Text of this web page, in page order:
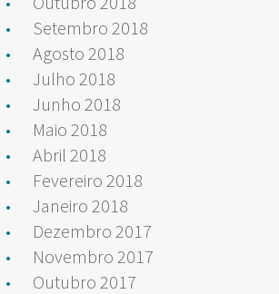
Setembro 2018
Agosto 2018
Julho 2018
Junho 2018
Maio 2018
Abril 2018
Fevereiro 2018
Janeiro 2018
Dezembro 2017
Novembro 2017
Outubro 2017